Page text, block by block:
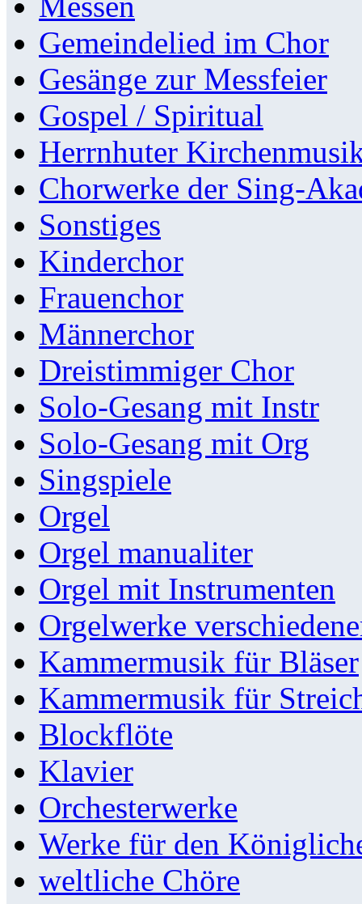
Gemeindelied im Chor
Gesänge zur Messfeier
Gospel / Spiritual
Herrnhuter
Chorwerke der Sing-
Sonstiges
Kinderchor
Frauenchor
Männerchor
Dreistimmiger Chor
Solo-Gesang mit Instr
Solo-Gesang mit Org
Singspiele
Orgel
Orgel manualiter
Orgel mit Instrumenten
Orgelwerke
Kammermusik für Bläser
Kammermusik für
Blockflöte
Klavier
Orchesterwerke
Werke für den
weltliche Chöre